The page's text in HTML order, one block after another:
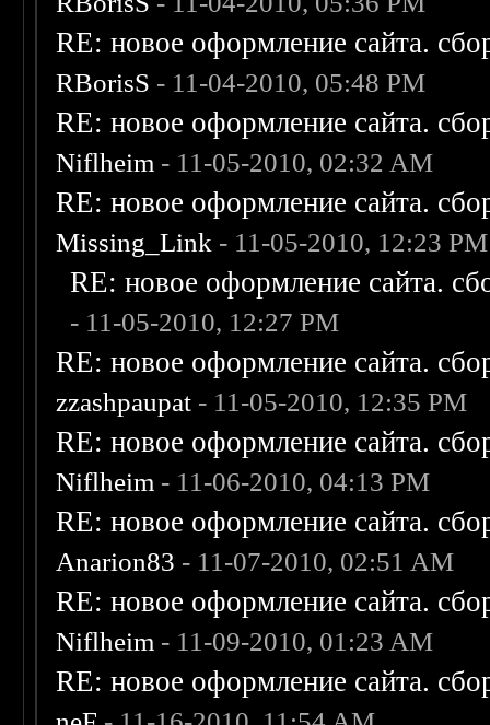
RE: новое оформление сайта.
RBorisS - 11-04-2010, 05:48 PM
RE: новое оформление сайта.
Niflheim - 11-05-2010, 02:32 AM
RE: новое оформление сайта.
Missing_Link - 11-05-2010, 12:23 PM
RE: новое оформление сайта.
- 11-05-2010, 12:27 PM
RE: новое оформление сайта.
zzashpaupat - 11-05-2010, 12:35 PM
RE: новое оформление сайта.
Niflheim - 11-06-2010, 04:13 PM
RE: новое оформление сайта.
Anarion83 - 11-07-2010, 02:51 AM
RE: новое оформление сайта.
Niflheim - 11-09-2010, 01:23 AM
RE: новое оформление сайта.